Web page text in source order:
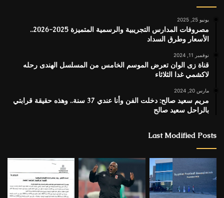
يونيو 25, 2025
مصروفات المدارس التجريبية والرسمية المتميزة 2025-2026..
الأسعار وطرق السداد
نوفمبر 11, 2024
قناة زى الوان تعرض الموسم الخامس من المسلسل الهندى رحله
لاكشمي غدا الثلاثاء
مارس 20, 2024
مريم سعيد صالح: دخلت الفن وأنا عندي 37 سنة.. وهذه حقيقة قرابتي
بالراحل سعيد صالح
Last Modified Posts